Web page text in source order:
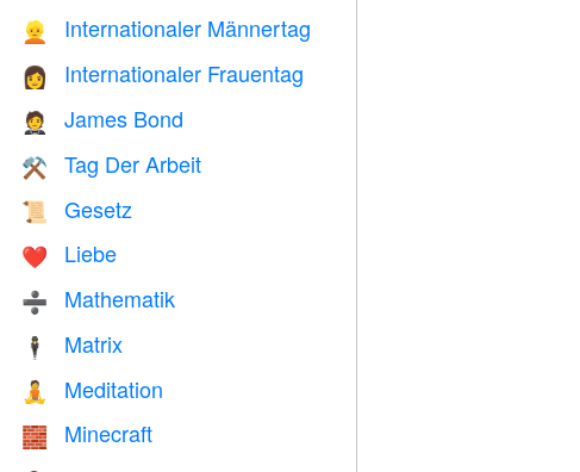
👱 Internationaler Männertag
👩 Internationaler Frauentag
🤵 James Bond
⚒️ Tag Der Arbeit
📜 Gesetz
❤️️ Liebe
➗ Mathematik
🕴️ Matrix
🧘 Meditation
🧱 Minecraft